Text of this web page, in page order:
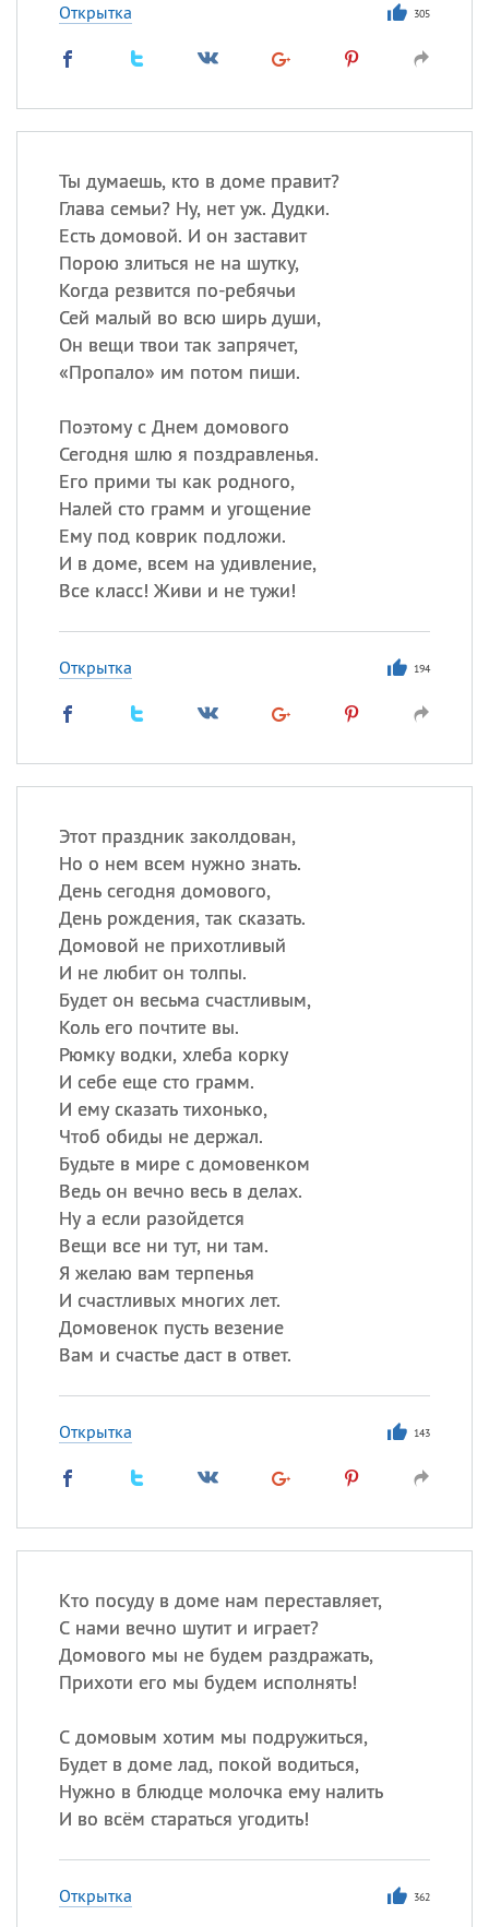
Открытка 305
Ты думаешь, кто в доме правит?
Глава семьи? Ну, нет уж. Дудки.
Есть домовой. И он заставит
Порою злиться не на шутку,
Когда резвится по-ребячьи
Сей малый во всю ширь души,
Он вещи твои так запрячет,
«Пропало» им потом пиши.
Поэтому с Днем домового
Сегодня шлю я поздравленья.
Его прими ты как родного,
Налей сто грамм и угощение
Ему под коврик подложи.
И в доме, всем на удивление,
Все класс! Живи и не тужи!
Открытка 194
Этот праздник заколдован,
Но о нем всем нужно знать.
День сегодня домового,
День рождения, так сказать.
Домовой не прихотливый
И не любит он толпы.
Будет он весьма счастливым,
Коль его почтите вы.
Рюмку водки, хлеба корку
И себе еще сто грамм.
И ему сказать тихонько,
Чтоб обиды не держал.
Будьте в мире с домовенком
Ведь он вечно весь в делах.
Ну а если разойдется
Вещи все ни тут, ни там.
Я желаю вам терпенья
И счастливых многих лет.
Домовенок пусть везение
Вам и счастье даст в ответ.
Открытка 143
Кто посуду в доме нам переставляет,
С нами вечно шутит и играет?
Домового мы не будем раздражать,
Прихоти его мы будем исполнять!
С домовым хотим мы подружиться,
Будет в доме лад, покой водиться,
Нужно в блюдце молочка ему налить
И во всём стараться угодить!
Открытка 362